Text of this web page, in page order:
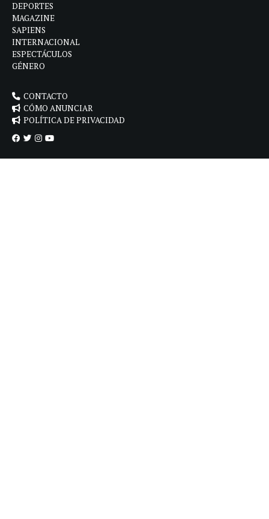
DEPORTES
MAGAZINE
SAPIENS
INTERNACIONAL
ESPECTÁCULOS
GÉNERO
CONTACTO
CÓMO ANUNCIAR
POLÍTICA DE PRIVACIDAD